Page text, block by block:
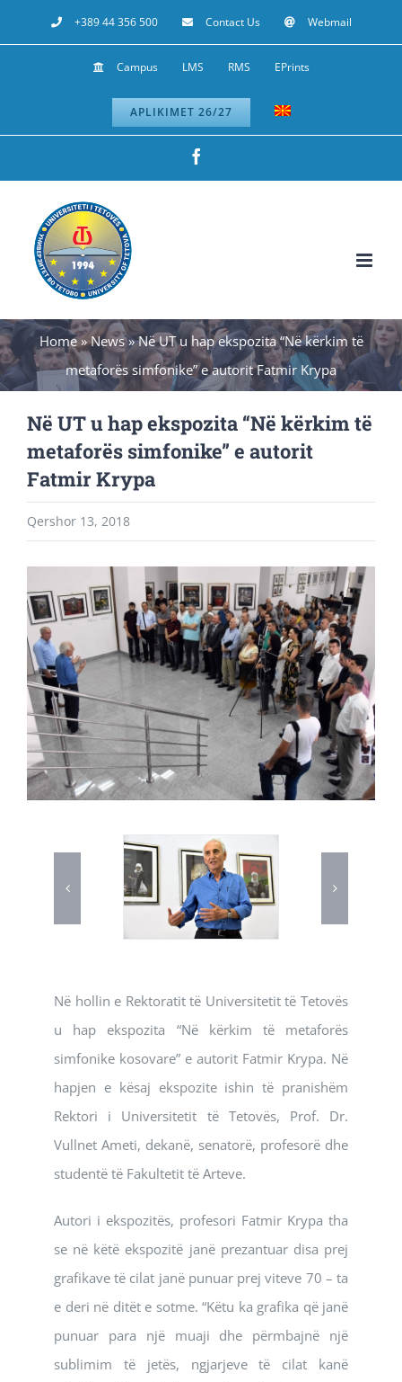
to
+389 44 356 500 Contact Us Webmail
Campus LMS RMS EPrints
APLIKIMET 26/27
Home»News»Në UT u hap ekspozita “Në kërkim të
metaforës simfonike” e autorit Fatmir Krypa
Në UT u hap ekspozita “Në kërkim të
metaforës simfonike” e autorit
Fatmir Krypa
Qershor 13, 2018
Larger
Image
Në hollin e Rektoratit të Universitetit të Tetovës
u hap ekspozita “Në kërkim të metaforës
simfonike kosovare” e autorit Fatmir Krypa. Në
hapjen e kësaj ekspozite ishin të pranishëm
Rektori i Universitetit të Tetovës, Prof. Dr.
Vullnet Ameti, dekanë, senatorë, profesorë dhe
studentë të Fakultetit të Arteve.
Autori i ekspozitës, profesori Fatmir Krypa tha
se në këtë ekspozitë janë prezantuar disa prej
grafikave të cilat janë punuar prej viteve 70 – ta
e deri në ditët e sotme. “Këtu ka grafika që janë
punuar para një muaji dhe përmbajnë një
sublimim të jetës, ngjarjeve të cilat kanë